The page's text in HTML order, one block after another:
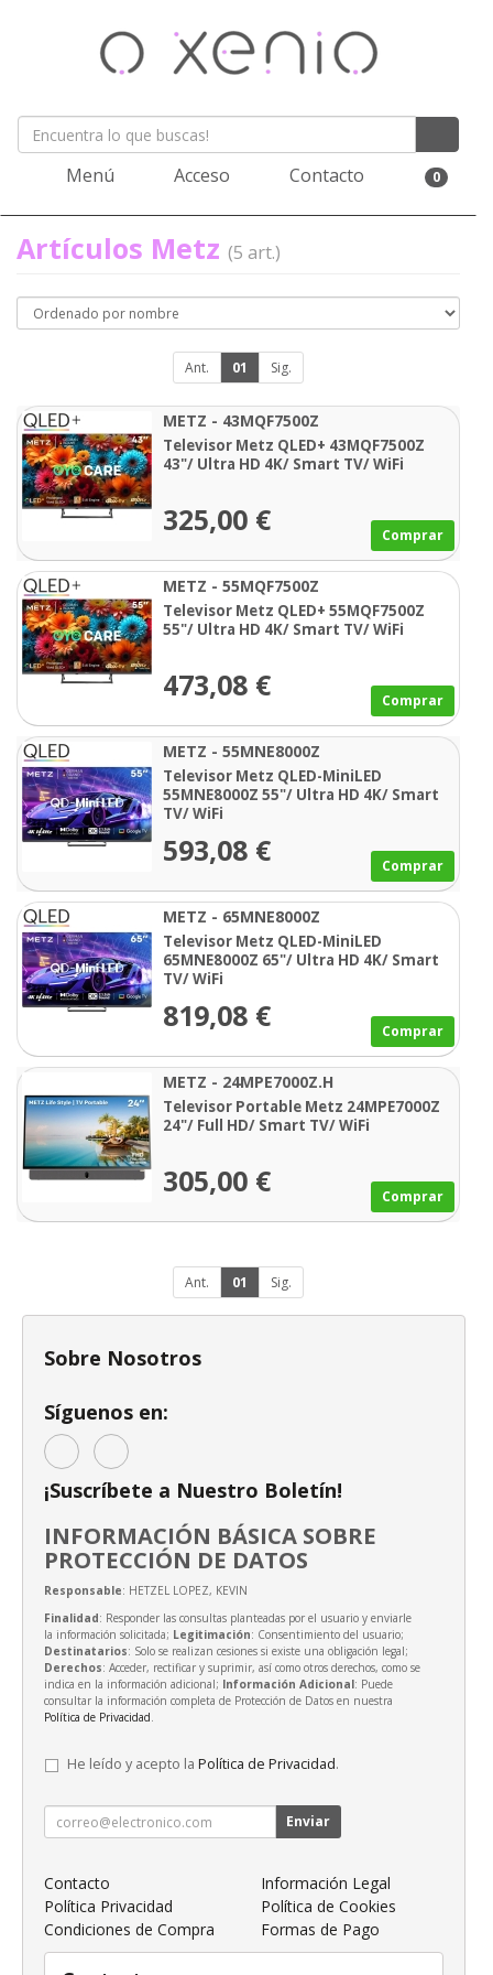
Menú Acceso Contacto 0
Artículos Metz (5 art.)
Ant. 01 Sig.
METZ - 43MQF7500Z
Televisor Metz QLED+ 43MQF7500Z
43"/ Ultra HD 4K/ Smart TV/ WiFi
325,00 € Comprar
METZ - 55MQF7500Z
Televisor Metz QLED+ 55MQF7500Z
55"/ Ultra HD 4K/ Smart TV/ WiFi
473,08 € Comprar
METZ - 55MNE8000Z
Televisor Metz QLED-MiniLED
55MNE8000Z 55"/ Ultra HD 4K/ Smart
TV/ WiFi
593,08 € Comprar
METZ - 65MNE8000Z
Televisor Metz QLED-MiniLED
65MNE8000Z 65"/ Ultra HD 4K/ Smart
TV/ WiFi
819,08 € Comprar
METZ - 24MPE7000Z.H
Televisor Portable Metz 24MPE7000Z
24"/ Full HD/ Smart TV/ WiFi
305,00 € Comprar
Ant. 01 Sig.
Sobre Nosotros
Síguenos en:
¡Suscríbete a Nuestro Boletín!
INFORMACIÓN BÁSICA SOBRE
PROTECCIÓN DE DATOS
Responsable: HETZEL LOPEZ, KEVIN
Finalidad: Responder las consultas planteadas por el usuario y enviarle
la información solicitada; Legitimación: Consentimiento del usuario;
Destinatarios: Solo se realizan cesiones si existe una obligación legal;
Derechos: Acceder, rectificar y suprimir, así como otros derechos, como se
indica en la información adicional; Información Adicional: Puede
consultar la información completa de Protección de Datos en nuestra
Política de Privacidad.
He leído y acepto la Política de Privacidad.
Enviar
Contacto
Información Legal
Política Privacidad
Política de Cookies
Condiciones de Compra
Formas de Pago